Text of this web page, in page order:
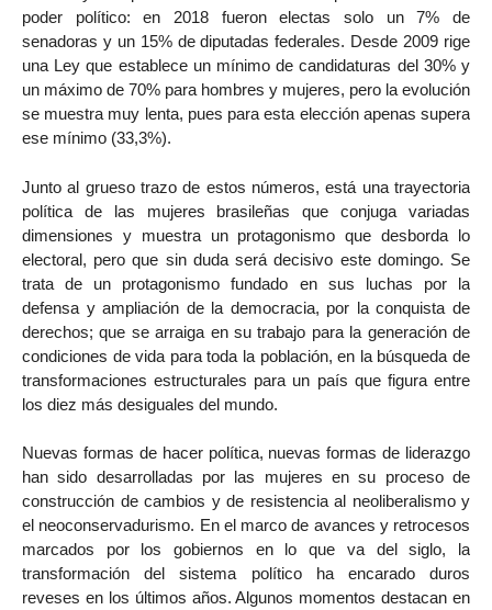
poder político: en 2018 fueron electas solo un 7% de
senadoras y un 15% de diputadas federales. Desde 2009 rige
una Ley que establece un mínimo de candidaturas del 30% y
un máximo de 70% para hombres y mujeres, pero la evolución
se muestra muy lenta, pues para esta elección apenas supera
ese mínimo (33,3%).
Junto al grueso trazo de estos números, está una trayectoria
política de las mujeres brasileñas que conjuga variadas
dimensiones y muestra un protagonismo que desborda lo
electoral, pero que sin duda será decisivo este domingo. Se
trata de un protagonismo fundado en sus luchas por la
defensa y ampliación de la democracia, por la conquista de
derechos; que se arraiga en su trabajo para la generación de
condiciones de vida para toda la población, en la búsqueda de
transformaciones estructurales para un país que figura entre
los diez más desiguales del mundo.
Nuevas formas de hacer política, nuevas formas de liderazgo
han sido desarrolladas por las mujeres en su proceso de
construcción de cambios y de resistencia al neoliberalismo y
el neoconservadurismo. En el marco de avances y retrocesos
marcados por los gobiernos en lo que va del siglo, la
transformación del sistema político ha encarado duros
reveses en los últimos años. Algunos momentos destacan en